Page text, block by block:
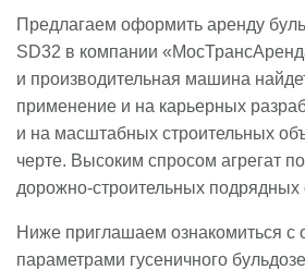
Предлагаем оформить аренду
SD32 в компании
и производительная машина
применение и на карьерных
и на масштабных строительных
черте. Высоким спросом агрегат
дорожно-строительных подрядных
Ниже приглашаем ознакомиться с
параметрами гусеничного